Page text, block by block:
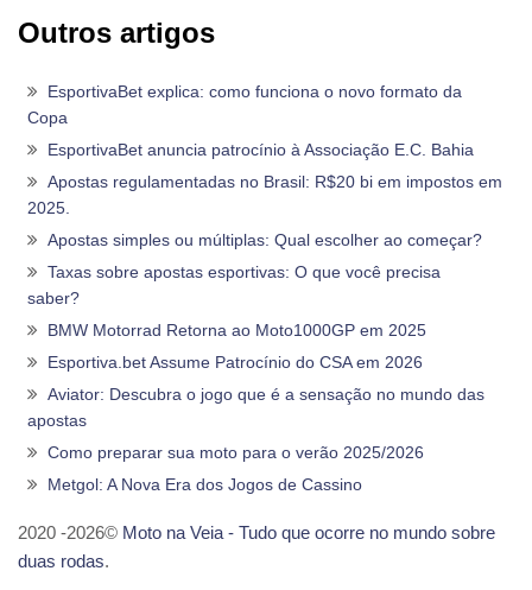
Outros artigos
EsportivaBet explica: como funciona o novo formato da
Copa
EsportivaBet anuncia patrocínio à Associação E.C. Bahia
Apostas regulamentadas no Brasil: R$20 bi em impostos em
2025.
Apostas simples ou múltiplas: Qual escolher ao começar?
Taxas sobre apostas esportivas: O que você precisa
saber?
BMW Motorrad Retorna ao Moto1000GP em 2025
Esportiva.bet Assume Patrocínio do CSA em 2026
Aviator: Descubra o jogo que é a sensação no mundo das
apostas
Como preparar sua moto para o verão 2025/2026
Metgol: A Nova Era dos Jogos de Cassino
2020 -2026© Moto na Veia - Tudo que ocorre no mundo sobre
duas rodas.